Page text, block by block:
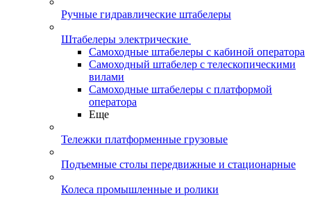
Ручные гидравлические штабелеры
Штабелеры электрические
Самоходные штабелеры с кабиной оператора
Самоходный штабелер с телескопическими
вилами
Самоходные штабелеры с платформой
оператора
Еще
Тележки платформенные грузовые
Подъемные столы передвижные и стационарные
Колеса промышленные и ролики